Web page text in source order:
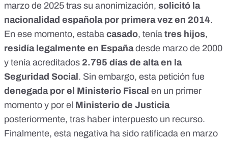
marzo de 2025 tras su anonimización, solicitó la
nacionalidad española por primera vez en 2014.
En ese momento, estaba casado, tenía tres hijos,
residía legalmente en Españadesde marzo de 2000
y tenía acreditados 2.795 días de alta en la
Seguridad Social . Sin embargo, esta petición fue
denegada por el Ministerio Fiscal en un primer
momento y por el Ministerio de Justicia
posteriormente, tras haber interpuesto un recurso.
Finalmente, esta negativa ha sido ratificada en marzo